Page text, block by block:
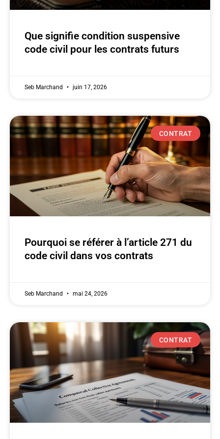
Que signifie condition suspensive
code civil pour les contrats futurs
Seb Marchand juin 17, 2026
CONTRAT
Pourquoi se référer à l’article 271 du
code civil dans vos contrats
Seb Marchand mai 24, 2026
CONTRAT